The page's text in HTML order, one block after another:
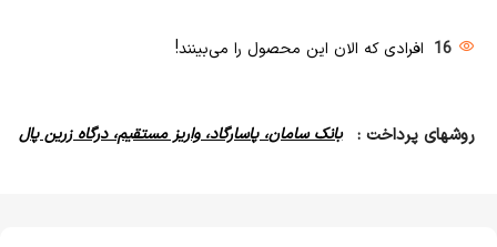
16 افرادی که الان این محصول را می‌بینند!
روشهای پرداخت : بانک سامان، پاسارگاد، واریز مستقیم، درگاه زرین پال